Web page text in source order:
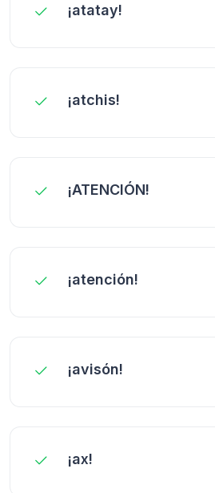
¡atatay!
¡atchis!
¡ATENCIÓN!
¡atención!
¡avisón!
¡ax!